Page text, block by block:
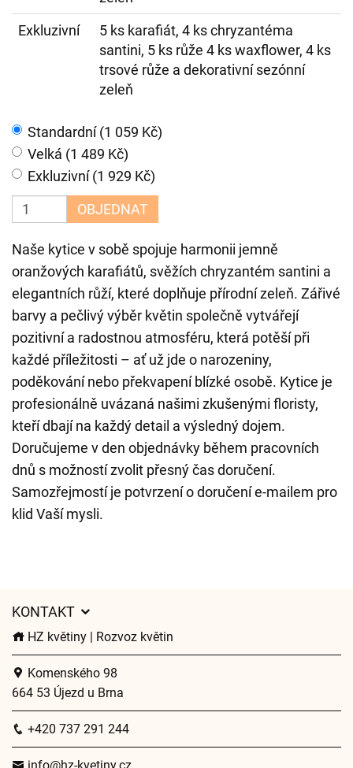
Exkluzivní
5 ks karafiát, 4 ks chryzantéma
santini, 5 ks růže 4 ks waxflower, 4 ks
trsové růže a dekorativní sezónní
zeleň
Standardní (1 059 Kč)
Velká (1 489 Kč)
Exkluzivní (1 929 Kč)
OBJEDNAT
Naše kytice v sobě spojuje harmonii jemně
oranžových karafiátů, svěžích chryzantém santini a
elegantních růží, které doplňuje přírodní zeleň. Zářivé
barvy a pečlivý výběr květin společně vytvářejí
pozitivní a radostnou atmosféru, která potěší při
každé příležitosti – ať už jde o narozeniny,
poděkování nebo překvapení blízké osobě. Kytice je
profesionálně uvázaná našimi zkušenými floristy,
kteří dbají na každý detail a výsledný dojem.
Doručujeme v den objednávky během pracovních
dnů s možností zvolit přesný čas doručení.
Samozřejmostí je potvrzení o doručení e-mailem pro
klid Vaší mysli.
KONTAKT
HZ květiny | Rozvoz květin
Komenského 98
664 53 Újezd u Brna
+420 737 291 244